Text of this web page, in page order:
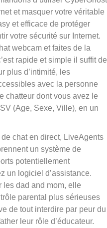
et masquer votre véritable
et efficace de protéger
votre sécurité sur Internet.
webcam et faites de la
rapide et simple il suffit de
plus d’intimité, les
avec la personne
chatteur dont vous avez le
(Age, Sexe, Ville), en un
chat en direct, LiveAgents
un système de
potentiellement
un logiciel d’assistance.
les dad and mom, elle
parental plus sérieuses
de tout interdire par peur du
leur rôle d’éducateur.